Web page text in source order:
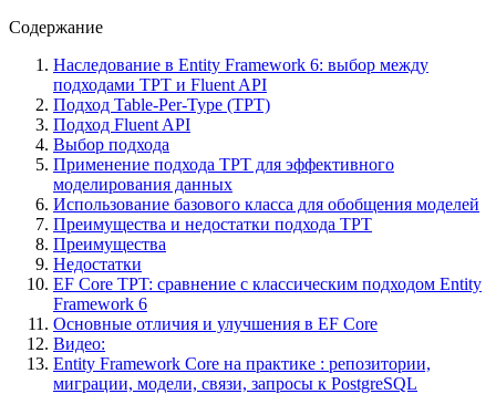
Содержание
Наследование в Entity Framework 6: выбор между
подходами TPT и Fluent API
Подход Table-Per-Type (TPT)
Подход Fluent API
Выбор подхода
Применение подхода TPT для эффективного
моделирования данных
Использование базового класса для обобщения моделей
Преимущества и недостатки подхода TPT
Преимущества
Недостатки
EF Core TPT: сравнение с классическим подходом Entity
Framework 6
Основные отличия и улучшения в EF Core
Видео:
Entity Framework Core на практике : репозитории,
миграции, модели, связи, запросы к PostgreSQL